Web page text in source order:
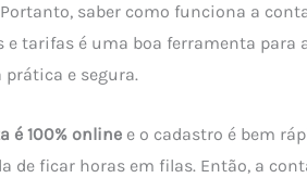
saber como funciona a
tarifas é uma boa ferramenta para
e segura.
é 100% online e o cadastro é bem
de ficar horas em filas. Então, a